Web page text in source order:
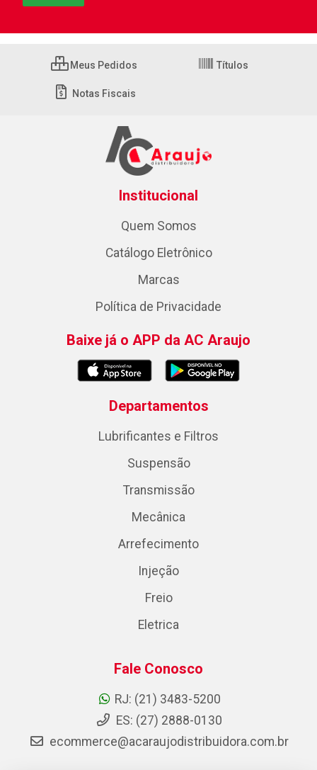
Meus Pedidos Títulos
Notas Fiscais
Institucional
Quem Somos
Catálogo Eletrônico
Marcas
Política de Privacidade
Baixe já o APP da AC Araujo
Departamentos
Lubrificantes e Filtros
Suspensão
Transmissão
Mecânica
Arrefecimento
Injeção
Freio
Eletrica
Fale Conosco
RJ: (21) 3483-5200
ES: (27) 2888-0130
ecommerce@acaraujodistribuidora.com.br